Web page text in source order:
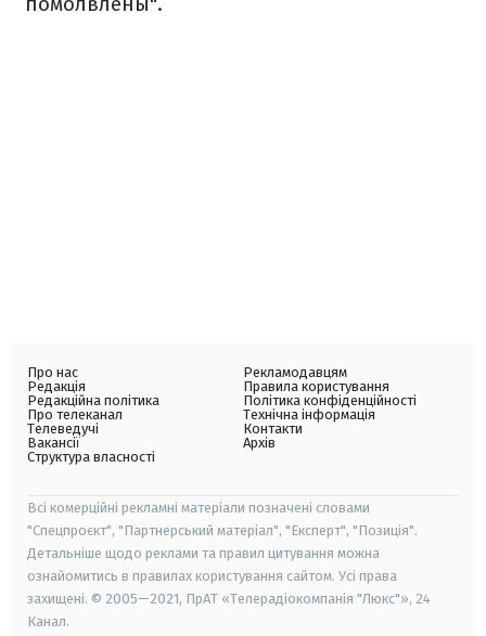
Про нас
Редакція
Редакційна політика
Про телеканал
Телеведучі
Вакансії
Структура власності
Рекламодавцям
Правила користування
Політика конфіденційності
Технічна інформація
Контакти
Архів
Всі комерційні рекламні матеріали позначені словами
"Спецпроєкт", "Партнерський матеріал", "Експерт", "Позиція".
Детальніше щодо реклами та правил цитування можна
ознайомитись в правилах користування сайтом. Усі права
захищені. © 2005—2021, ПрАТ «Телерадіокомпанія "Люкс"», 24
Канал.